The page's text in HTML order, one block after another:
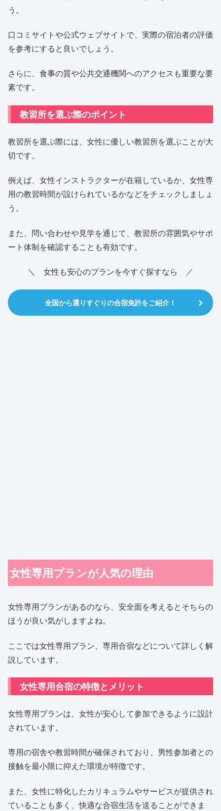
う。
口コミサイトや公式ウェブサイトで、実際の宿泊者の評価
を参考にすると良いでしょう。
さらに、食事の質や公共交通機関へのアクセスも重要な要
素です。
教習所を選ぶ際のポイント
教習所を選ぶ際には、女性に優しい教習所を選ぶことが大
切です。
例えば、女性インストラクターが在籍しているか、女性専
用の教習時間が設けられているかなどをチェックしましょ
う。
また、問い合わせや見学を通じて、教習所の雰囲気やサポ
ート体制を確認することも有効です。
＼ 女性も安心のプランを今すぐ探すなら ／
全国から選りすぐりの合宿免許をご紹介！
女性専用プランが人気の理由
女性専用プランがあるのなら、安全面を考えるとそちらの
ほうが良い気がしますよね。
ここでは女性専用プラン、専用合宿などについて詳しく解
説しています。
女性専用合宿の特徴とメリット
女性専用プランは、女性が安心して参加できるように設計
されています。
専用の宿舎や教習時間が確保されており、男性参加者との
接触を最小限に抑えた環境が特徴です。
また、女性に特化したカリキュラムやサービスが提供され
ていることも多く、快適な合宿生活を送ることができま